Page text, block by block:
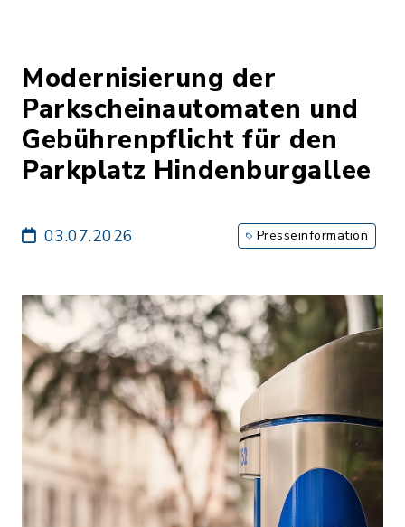
Modernisierung der
Parkscheinautomaten und
Gebührenpflicht für den
Parkplatz Hindenburgallee
03.07.2026 Presseinformation